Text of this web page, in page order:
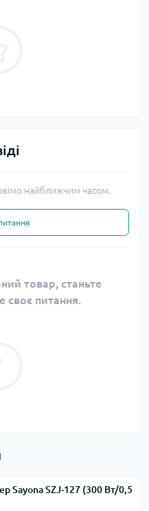
найближчим часом.
товар, станьте
своє питання.
Sayona SZJ-127 (300 Вт/0,5